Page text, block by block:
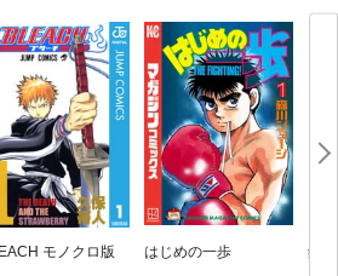
モノクロ版 はじめの一歩 鋼